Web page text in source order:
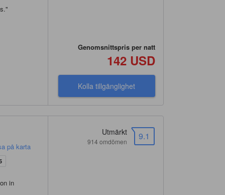
"
Genomsnittspris per natt
142 USD
Kolla tillgänglighet
på karta
in
9.1
Utmärkt
914 omdömen